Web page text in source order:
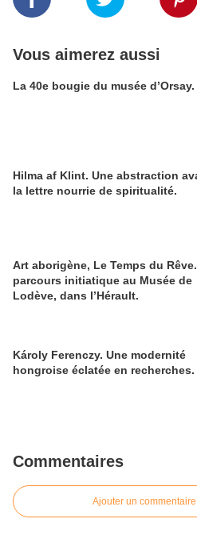
Vous aimerez aussi
La 40e bougie du musée d’Orsay.
Hilma af Klint. Une abstraction
la lettre nourrie de spiritualité.
Art aborigène, Le Temps du
parcours initiatique au Musée de
Lodève, dans l’Hérault.
Károly Ferenczy. Une modernité
hongroise éclatée en recherches.
Commentaires
Ajouter un commentaire